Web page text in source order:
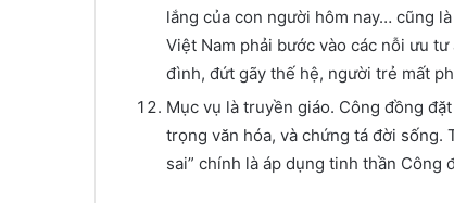
lắng của con người hôm nay… cũng
Việt Nam phải bước vào các nỗi ưu
đình, đứt gãy thế hệ, người trẻ mất
Mục vụ là truyền giáo. Công đồng
trọng văn hóa, và chứng tá đời sống.
sai” chính là áp dụng tinh thần Công